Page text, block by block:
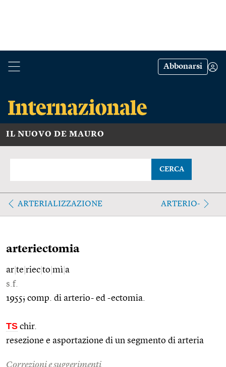
Abbonarsi
IL NUOVO DE MAURO
CERCA
ARTERIALIZZAZIONE ARTERIO-
arteriectomia
ar te riec to mì a
s.f.
1955; comp. di arterio- ed -ectomia.
TS chir.
resezione e asportazione di un segmento di arteria
Correzioni e suggerimenti